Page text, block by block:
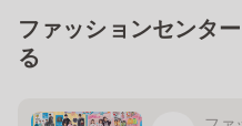
ファッションセンタ
る